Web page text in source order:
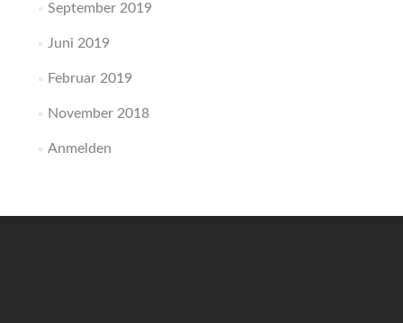
September 2019
Juni 2019
Februar 2019
November 2018
Anmelden